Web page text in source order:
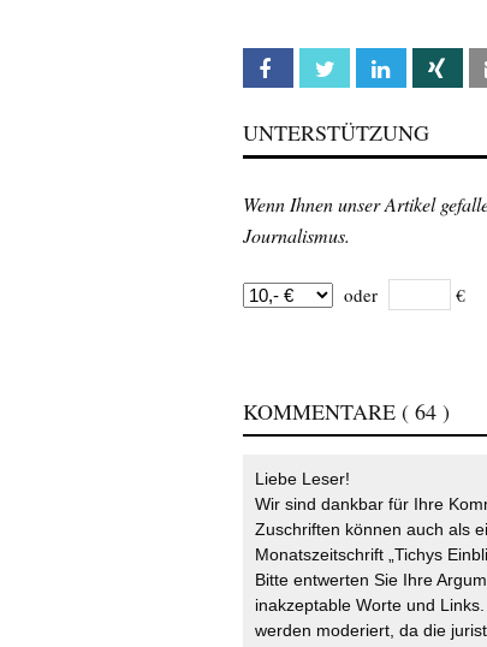
Facebook Twitter Linkedin
UNTERSTÜTZUNG
Wenn Ihnen unser Artikel
Journalismus.
oder €
KOMMENTARE ( 64 )
Liebe Leser!
Wir sind dankbar für Ihre
Zuschriften können auch als
Monatszeitschrift „Tichys
Bitte entwerten Sie Ihre
inakzeptable Worte und
werden moderiert, da die